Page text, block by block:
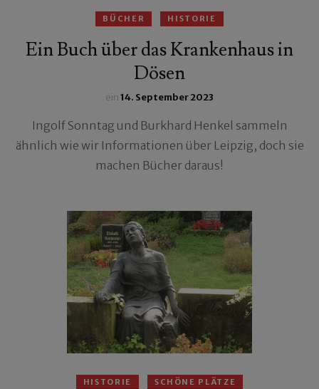
BÜCHER HISTORIE
Ein Buch über das Krankenhaus in
Dösen
ein14. September 2023
Ingolf Sonntag und Burkhard Henkel sammeln
ähnlich wie wir Informationen über Leipzig, doch sie
machen Bücher daraus!
HISTORIE SCHÖNE PLÄTZE